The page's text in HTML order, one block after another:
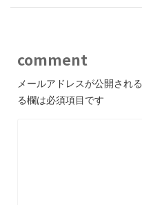
comment
メールアドレスが公開され
る欄は必須項目です